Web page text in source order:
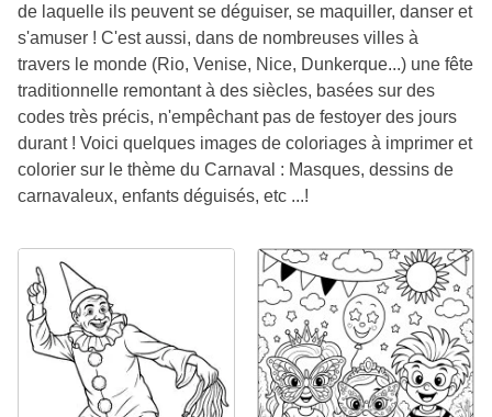
de laquelle ils peuvent se déguiser, se maquiller, danser et
s'amuser ! C'est aussi, dans de nombreuses villes à
travers le monde (Rio, Venise, Nice, Dunkerque...) une fête
traditionnelle remontant à des siècles, basées sur des
codes très précis, n'empêchant pas de festoyer des jours
durant ! Voici quelques images de coloriages à imprimer et
colorier sur le thème du Carnaval : Masques, dessins de
carnavaleux, enfants déguisés, etc ...!